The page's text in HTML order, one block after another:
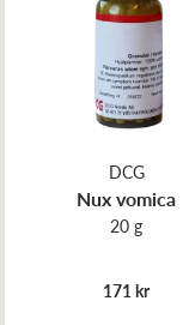
DCG
Nux vomica
20 g
171 kr